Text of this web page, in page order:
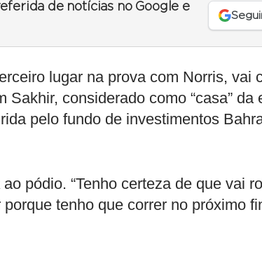
de notícias no Google e
lugar na prova com Norris, vai
considerado como “casa” da
pelo fundo de investimentos
pódio. “Tenho certeza de que vai
tenho que correr no próximo